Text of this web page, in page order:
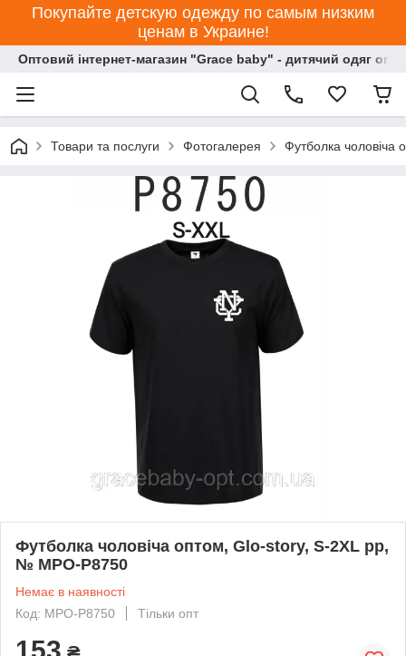
Покупайте детскую одежду по самым низким
ценам в Украине!
Оптовий інтернет-магазин "Grace baby" - дитячий одяг
Товари та послуги Фотогалерея Футболкa
Футболкa чоловіча оптом, Glo-story, S-2XL рр,
№ MPO-P8750
Немає в наявності
Код: MPO-P8750
Тільки опт
153